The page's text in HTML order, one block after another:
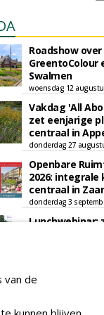
Roadshow over
GreentoColour
Swalmen
woensdag 12
Vakdag 'All
zet eenjarige
centraal in
donderdag 27
Openbare
2026: integrale
centraal in
donderdag 3
Lunchwebinar:
dat
Rooftop
van de